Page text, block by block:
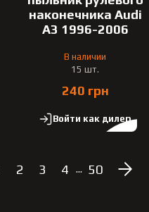
наконечника Audi
A3 1996-2006
В наличии
15 шт.
240 грн
Войти как дилер
2 3 4 ... 50